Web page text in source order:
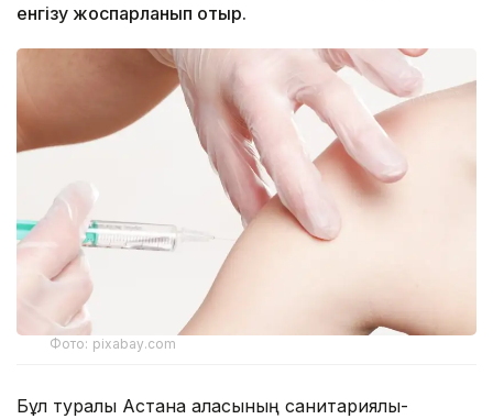
енгізу жоспарланып отыр.
Фото: pixabay.com
Бұл туралы Астана қаласының санитариялық-